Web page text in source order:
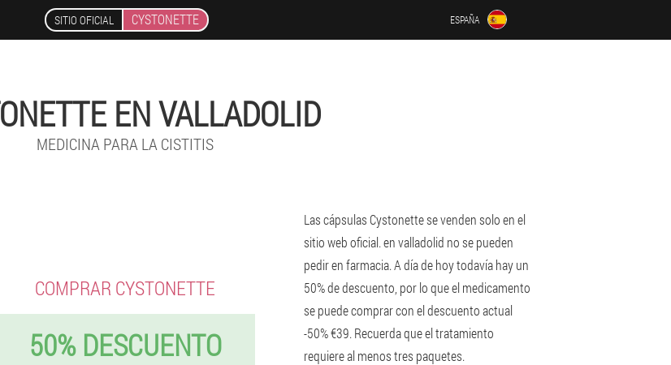
SITIO OFICIAL CYSTONETTE ESPAÑA
EN VALLADOLID
MEDICINA PARA LA CISTITIS
COMPRAR CYSTONETTE
50% DESCUENTO
Las cápsulas Cystonette se venden solo en el
sitio web oficial. en valladolid no se pueden
pedir en farmacia. A día de hoy todavía hay un
50% de descuento, por lo que el medicamento
se puede comprar con el descuento actual
-50% €39. Recuerda que el tratamiento
requiere al menos tres paquetes.